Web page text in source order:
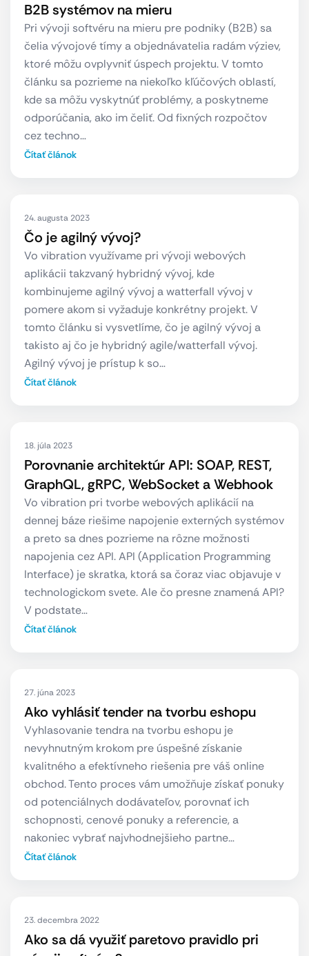
B2B systémov na mieru
Pri vývoji softvéru na mieru pre podniky (B2B) sa
čelia vývojové tímy a objednávatelia radám výziev,
ktoré môžu ovplyvniť úspech projektu. V tomto
článku sa pozrieme na niekoľko kľúčových oblastí,
kde sa môžu vyskytnúť problémy, a poskytneme
odporúčania, ako im čeliť. Od fixných rozpočtov
cez techno…
Čítať článok
24. augusta 2023
Čo je agilný vývoj?
Vo vibration využívame pri vývoji webových
aplikácii takzvaný hybridný vývoj, kde
kombinujeme agilný vývoj a watterfall vývoj v
pomere akom si vyžaduje konkrétny projekt. V
tomto článku si vysvetlíme, čo je agilný vývoj a
takisto aj čo je hybridný agile/watterfall vývoj.
Agilný vývoj je prístup k so…
Čítať článok
18. júla 2023
Porovnanie architektúr API: SOAP, REST,
GraphQL, gRPC, WebSocket a Webhook
Vo vibration pri tvorbe webových aplikácií na
dennej báze riešime napojenie externých systémov
a preto sa dnes pozrieme na rôzne možnosti
napojenia cez API. API (Application Programming
Interface) je skratka, ktorá sa čoraz viac objavuje v
technologickom svete. Ale čo presne znamená API?
V podstate…
Čítať článok
27. júna 2023
Ako vyhlásiť tender na tvorbu eshopu
Vyhlasovanie tendra na tvorbu eshopu je
nevyhnutným krokom pre úspešné získanie
kvalitného a efektívneho riešenia pre váš online
obchod. Tento proces vám umožňuje získať ponuky
od potenciálnych dodávateľov, porovnať ich
schopnosti, cenové ponuky a referencie, a
nakoniec vybrať najvhodnejšieho partne…
Čítať článok
23. decembra 2022
Ako sa dá využiť paretovo pravidlo pri